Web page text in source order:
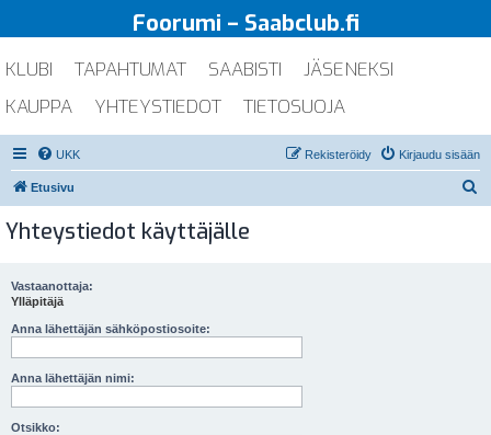
Foorumi – Saabclub.fi
KLUBI TAPAHTUMAT SAABISTI
JÄSENEKSI
KAUPPA
YHTEYSTIEDOT TIETOSUOJA
UKK Kirjaudu sisään
Rekisteröidy
Etusivu
Yhteystiedot käyttäjälle
Vastaanottaja:
Ylläpitäjä
Anna lähettäjän sähköpostiosoite:
Anna lähettäjän nimi:
Otsikko: